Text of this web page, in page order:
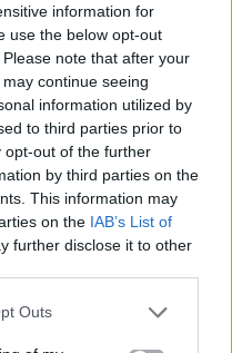
information for
use the below opt-out
note that after your
continue seeing
information utilized by
to third parties prior to
opt-out of the further
by third parties on the
This information may
on the IAB’s List of
further disclose it to other
Outs